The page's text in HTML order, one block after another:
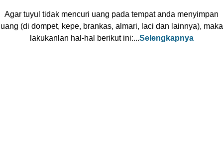
Agar tuyul tidak mencuri uang pada tempat anda menyimpan
uang (di dompet, kepe, brankas, almari, laci dan lainnya), maka
lakukanlan hal-hal berikut ini:...Selengkapnya